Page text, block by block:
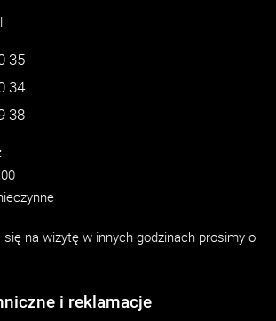
35
34
38
na wizytę w innych godzinach prosimy o
i reklamacje